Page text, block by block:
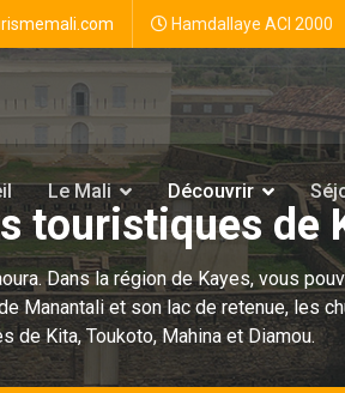
Hamdallaye ACI 2000
Le Mali Découvrir
touristiques de
Dans la région de Kayes, vous
Manantali et son lac de retenue, les
de Kita, Toukoto, Mahina et Diamou.